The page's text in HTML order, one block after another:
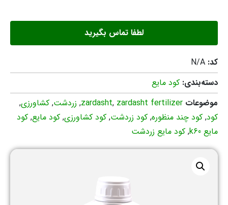
لطفا تماس بگیرید
کد: N/A
دسته‌بندی: کود مایع
موضوعات
zardasht, zardasht fertilizer
, زردشت, کشاورزی,
کود, کود چند منظوره, کود زردشت, کود کشاورزی, کود مایع, کود
مایع k60
, کود مایع زردشت